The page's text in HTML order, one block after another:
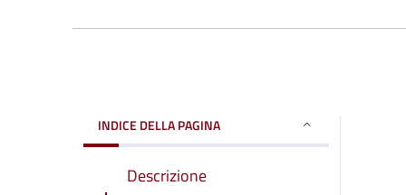
INDICE DELLA PAGINA
Descrizione